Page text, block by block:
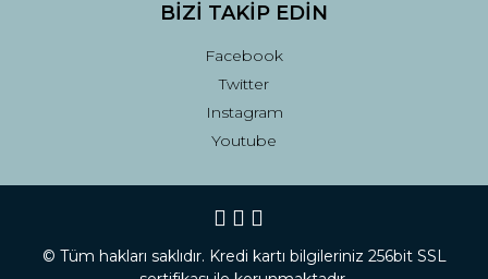
BİZİ TAKİP EDİN
Facebook
Twitter
Instagram
Youtube
© Tüm hakları saklıdır. Kredi kartı bilgileriniz 256bit SSL